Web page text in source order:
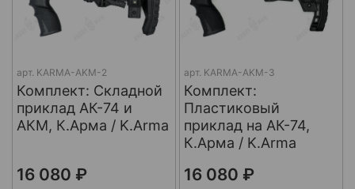
арт. KARMA-AKM-2
Комплект: Cкладной
приклад АК-74 и
АКМ, К.Арма / K.Arma
16 080 ₽
арт. KARMA-AKM-3
Комплект:
Пластиковый
приклад на АК-74,
К.Арма / K.Arma
16 080 ₽